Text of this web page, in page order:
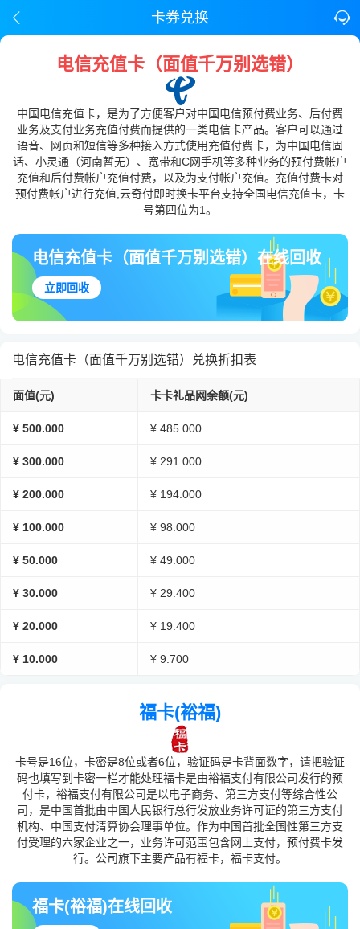
卡券兑换
电信充值卡（面值千万别选错）
中国电信充值卡，是为了方便客户对中国电信预付费业务、后付费
业务及支付业务充值付费而提供的一类电信卡产品。客户可以通过
语音、网页和短信等多种接入方式使用充值付费卡，为中国电信固
话、小灵通（河南暂无）、宽带和C网手机等多种业务的预付费帐户
充值和后付费帐户充值付费，以及为支付帐户充值。充值付费卡对
预付费帐户进行充值,云奇付即时换卡平台支持全国电信充值卡，卡
号第四位为1。
电信充值卡（面值千万别选错）在线回收
立即回收
电信充值卡（面值千万别选错）兑换折扣表
面值(元) 卡卡礼品网余额(元)
¥ 500.000 ¥ 485.000
¥ 300.000 ¥ 291.000
¥ 200.000 ¥ 194.000
¥ 100.000 ¥ 98.000
¥ 50.000 ¥ 49.000
¥ 30.000 ¥ 29.400
¥ 20.000 ¥ 19.400
¥ 10.000 ¥ 9.700
福卡(裕福)
卡号是16位，卡密是8位或者6位，验证码是卡背面数字，请把验证
码也填写到卡密一栏才能处理福卡是由裕福支付有限公司发行的预
付卡，裕福支付有限公司是以电子商务、第三方支付等综合性公
司，是中国首批由中国人民银行总行发放业务许可证的第三方支付
机构、中国支付清算协会理事单位。作为中国首批全国性第三方支
付受理的六家企业之一，业务许可范围包含网上支付，预付费卡发
行。公司旗下主要产品有福卡，福卡支付。
福卡(裕福)在线回收